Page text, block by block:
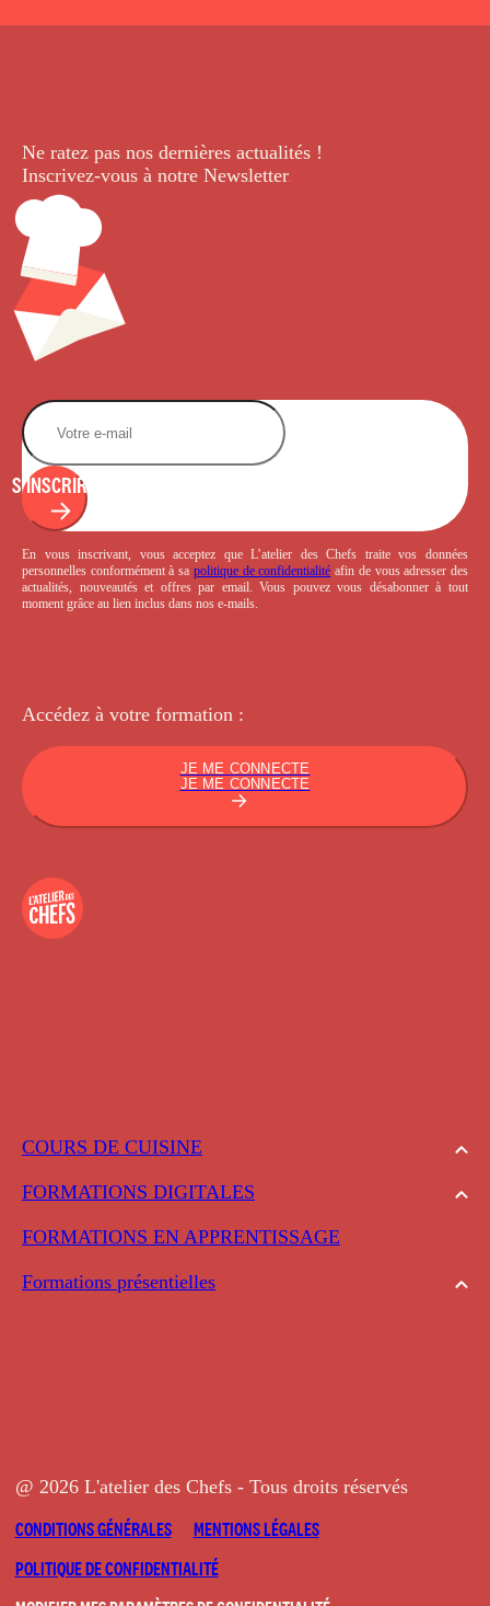
COURS DE CUISINE
FORMATIONS DIGITALES
FORMATIONS EN APPRENTISSAGE
Formations présentielles
Ne ratez pas nos dernières actualités !
Inscrivez-vous à notre Newsletter.
S'INSCRIRE
En vous inscrivant, vous acceptez que L’atelier des Chefs traite vos données
personnelles conformément à sa politique de confidentialité afin de vous adresser des
actualités, nouveautés et offres par email. Vous pouvez vous désabonner à tout
moment grâce au lien inclus dans nos e-mails.
Accédez à votre formation :
JE ME CONNECTE
JE ME CONNECTE
@ 2026 L'atelier des Chefs - Tous droits réservés
CONDITIONS GÉNÉRALES
MENTIONS LÉGALES
POLITIQUE DE CONFIDENTIALITÉ